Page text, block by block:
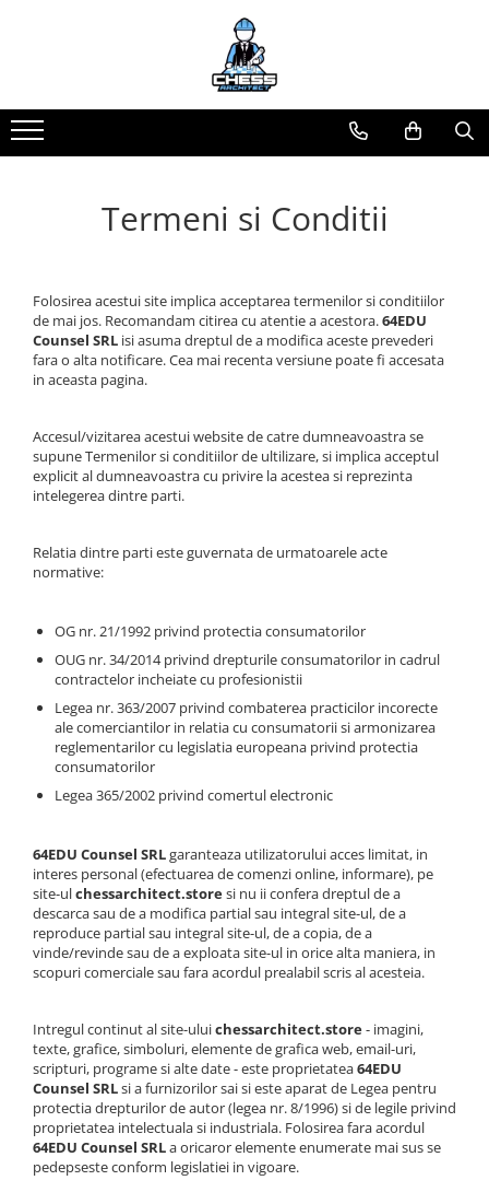
Accesorii
Accesorii tabla
Tabla De Sah Din Lemn
Cluburi Si Scoli
Colectie De Partide
Computere de sah
Deschideri
DGT
Instruire Generala
Lemn De Boxwood
Lemn De Carpen (hornbeam)
Lemn De Sheesham
Piese de sah DGT
Piese De Sah Tematice Din Plastic
Piese Din Lemn
Piese rezerva
Piese sah electronice
Piese sah electronice
Piese Sah Tematice
Puzzle
Sah Magnetic India
Set Sah + Table/backgammon
Seturi Sah
Ceasuri De Sah Digitale
Conținut Video
Faza 3
Universul Chess Architect
Kit Chess Architect
Experiențe Șahiste
Pachete ChessArchitect
Termeni si Conditii
Folosirea acestui site implica acceptarea termenilor si conditiilor
de mai jos. Recomandam citirea cu atentie a acestora.64EDU
Counsel SRL isi asuma dreptul de a modifica aceste prevederi
fara o alta notificare. Cea mai recenta versiune poate fi accesata
in aceasta pagina.
Accesul/vizitarea acestui website de catre dumneavoastra se
supune Termenilor si conditiilor de ultilizare, si implica acceptul
explicit al dumneavoastra cu privire la acestea si reprezinta
intelegerea dintre parti.
Relatia dintre parti este guvernata de urmatoarele acte
normative:
OG nr. 21/1992 privind protectia consumatorilor
OUG nr. 34/2014 privind drepturile consumatorilor in cadrul
contractelor incheiate cu profesionistii
Legea nr. 363/2007 privind combaterea practicilor incorecte
ale comerciantilor in relatia cu consumatorii si armonizarea
reglementarilor cu legislatia europeana privind protectia
consumatorilor
Legea 365/2002 privind comertul electronic
64EDU Counsel SRLgaranteaza utilizatorului acces limitat, in
interes personal (efectuarea de comenzi online, informare), pe
site-ulchessarchitect.storesi nu ii confera dreptul de a
descarca sau de a modifica partial sau integral site-ul, de a
reproduce partial sau integral site-ul, de a copia, de a
vinde/revinde sau de a exploata site-ul in orice alta maniera, in
scopuri comerciale sau fara acordul prealabil scris al acesteia.
Intregul continut al site-uluichessarchitect.store- imagini,
texte, grafice, simboluri, elemente de grafica web, email-uri,
scripturi, programe si alte date - este proprietatea64EDU
Counsel SRLsi a furnizorilor sai si este aparat de Legea pentru
protectia drepturilor de autor (legea nr. 8/1996) si de legile privind
proprietatea intelectuala si industriala. Folosirea fara acordul
64EDU Counsel SRLa oricaror elemente enumerate mai sus se
pedepseste conform legislatiei in vigoare.